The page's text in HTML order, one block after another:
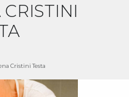
Cristini Testa